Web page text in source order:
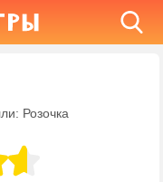
Розочка